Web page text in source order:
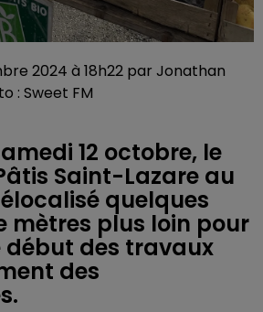
2024 à 18h22 par Jonathan
: Sweet FM
12 octobre, le
Saint-Lazare au
quelques
mètres plus loin pour
début des travaux
des